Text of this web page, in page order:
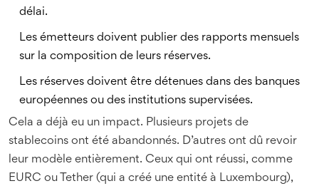
délai.
Les émetteurs doivent publier des rapports mensuels
sur la composition de leurs réserves.
Les réserves doivent être détenues dans des banques
européennes ou des institutions supervisées.
Cela a déjà eu un impact. Plusieurs projets de
stablecoins ont été abandonnés. D’autres ont dû revoir
leur modèle entièrement. Ceux qui ont réussi, comme
EURC ou Tether (qui a créé une entité à Luxembourg),